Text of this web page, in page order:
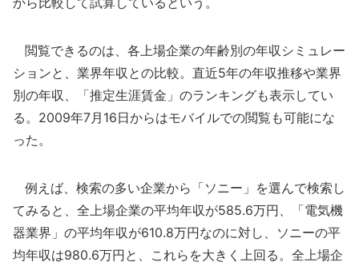
閲覧できるのは、各上場企業の年齢別の年収シミュレー
ションと、業界年収との比較。直近5年の年収推移や業界
別の年収、「推定生涯賃金」のランキングも表示してい
る。2009年7月16日からはモバイルでの閲覧も可能にな
った。
例えば、検索の多い企業から「ソニー」を選んで検索し
てみると、全上場企業の平均年収が585.6万円、「電気機
器業界」の平均年収が610.8万円なのに対し、ソニーの平
均年収は980.6万円と、これらを大きく上回る。全上場企